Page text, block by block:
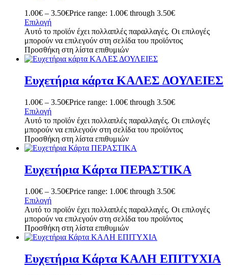
1.00€ – 3.50€Price range: 1.00€ through 3.50€
Επιλογή
Αυτό το προϊόν έχει πολλαπλές παραλλαγές. Οι επιλογές
μπορούν να επιλεγούν στη σελίδα του προϊόντος
Προσθήκη στη λίστα επιθυμιών
Ευχετήρια κάρτα ΚΑΛΕΣ ΔΟΥΛΕΙΕΣ
1.00€ – 3.50€Price range: 1.00€ through 3.50€
Επιλογή
Αυτό το προϊόν έχει πολλαπλές παραλλαγές. Οι επιλογές
μπορούν να επιλεγούν στη σελίδα του προϊόντος
Προσθήκη στη λίστα επιθυμιών
Ευχετήρια Κάρτα ΠΕΡΑΣΤΙΚΑ
1.00€ – 3.50€Price range: 1.00€ through 3.50€
Επιλογή
Αυτό το προϊόν έχει πολλαπλές παραλλαγές. Οι επιλογές
μπορούν να επιλεγούν στη σελίδα του προϊόντος
Προσθήκη στη λίστα επιθυμιών
Ευχετήρια Κάρτα ΚΑΛΗ ΕΠΙΤΥΧΙΑ